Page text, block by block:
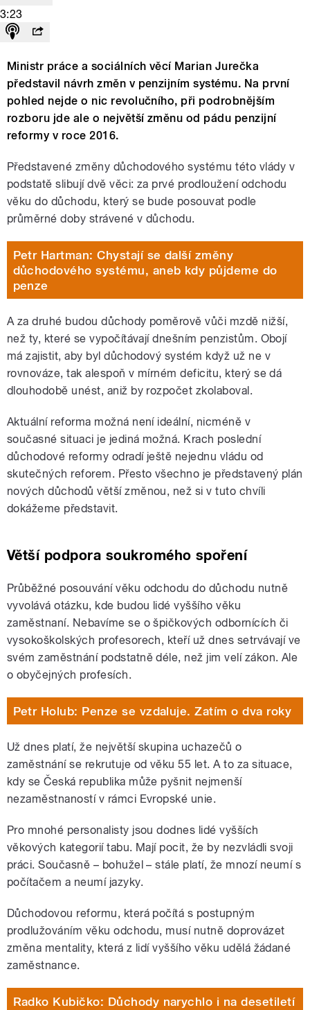
3:23
Ministr práce a sociálních věcí Marian Jurečka
představil návrh změn v penzijním systému. Na první
pohled nejde o nic revolučního, při podrobnějším
rozboru jde ale o největší změnu od pádu penzijní
reformy v roce 2016.
Představené změny důchodového systému této vlády v
podstatě slibují dvě věci: za prvé prodloužení odchodu
věku do důchodu, který se bude posouvat podle
průměrné doby strávené v důchodu.
Petr Hartman: Chystají se další změny
důchodového systému, aneb kdy půjdeme do
penze
A za druhé budou důchody poměrově vůči mzdě nižší,
než ty, které se vypočítávají dnešním penzistům. Obojí
má zajistit, aby byl důchodový systém když už ne v
rovnováze, tak alespoň v mírném deficitu, který se dá
dlouhodobě unést, aniž by rozpočet zkolaboval.
Aktuální reforma možná není ideální, nicméně v
současné situaci je jediná možná. Krach poslední
důchodové reformy odradí ještě nejednu vládu od
skutečných reforem. Přesto všechno je představený plán
nových důchodů větší změnou, než si v tuto chvíli
dokážeme představit.
Větší podpora soukromého spoření
Průběžné posouvání věku odchodu do důchodu nutně
vyvolává otázku, kde budou lidé vyššího věku
zaměstnaní. Nebavíme se o špičkových odbornících či
vysokoškolských profesorech, kteří už dnes setrvávají ve
svém zaměstnání podstatně déle, než jim velí zákon. Ale
o obyčejných profesích.
Petr Holub: Penze se vzdaluje. Zatím o dva roky
Už dnes platí, že největší skupina uchazečů o
zaměstnání se rekrutuje od věku 55 let. A to za situace,
kdy se Česká republika může pyšnit nejmenší
nezaměstnaností v rámci Evropské unie.
Pro mnohé personalisty jsou dodnes lidé vyšších
věkových kategorií tabu. Mají pocit, že by nezvládli svoji
práci. Současně – bohužel – stále platí, že mnozí neumí s
počítačem a neumí jazyky.
Důchodovou reformu, která počítá s postupným
prodlužováním věku odchodu, musí nutně doprovázet
změna mentality, která z lidí vyššího věku udělá žádané
zaměstnance.
Radko Kubičko: Důchody narychlo i na desetiletí